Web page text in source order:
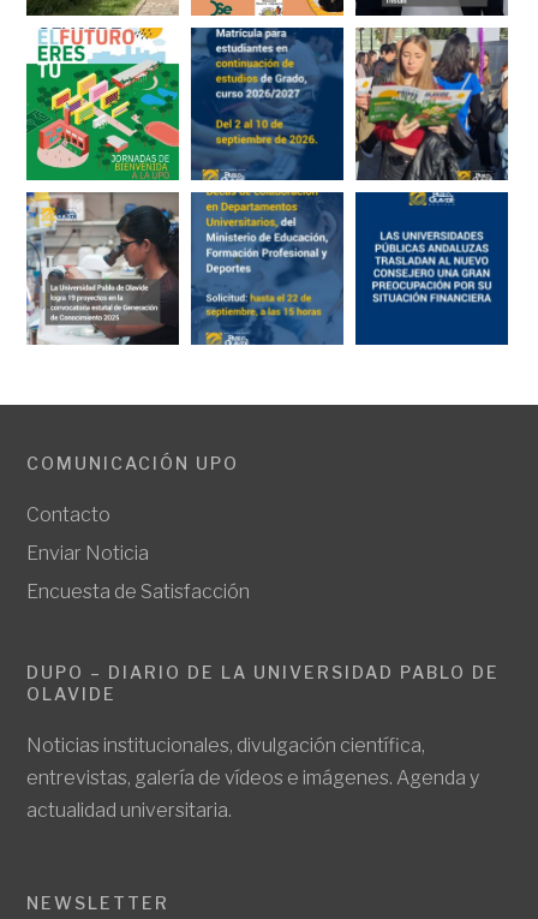
COMUNICACIÓN UPO
Contacto
Enviar Noticia
Encuesta de Satisfacción
DUPO – DIARIO DE LA UNIVERSIDAD PABLO DE
OLAVIDE
Noticias institucionales, divulgación científica,
entrevistas, galería de vídeos e imágenes. Agenda y
actualidad universitaria.
NEWSLETTER